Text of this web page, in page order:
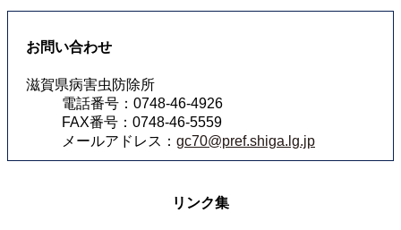
お問い合わせ
滋賀県病害虫防除所
電話番号：0748-46-4926
FAX番号：0748-46-5559
メールアドレス： gc70@pref.shiga.lg.jp
リンク集